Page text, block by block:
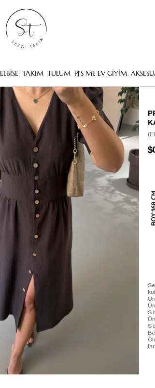
ELBİSE TAKIM TULUM PJ'S ME EV GİYİM
S
S